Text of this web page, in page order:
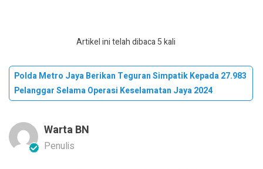
Artikel ini telah dibaca 5 kali
Polda Metro Jaya Berikan Teguran Simpatik Kepada 27.983
Pelanggar Selama Operasi Keselamatan Jaya 2024
Warta BN
Penulis